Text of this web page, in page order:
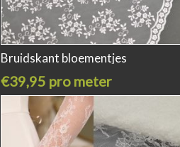
Bruidskant bloementjes
€39,95 pro meter